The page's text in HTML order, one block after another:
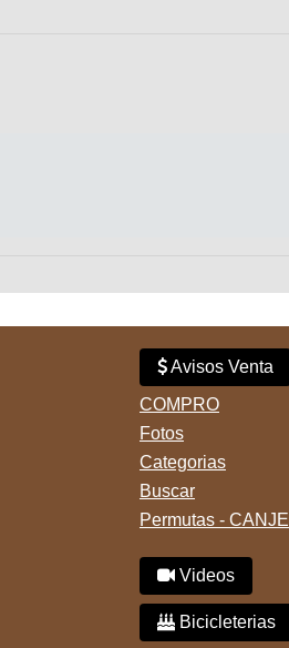
Avisos Venta
COMPRO
Fotos
Categorias
Buscar
Permutas - CANJE
Videos
Bicicleterias